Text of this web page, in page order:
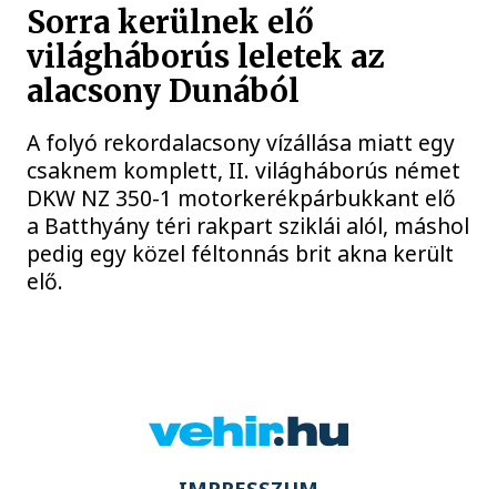
Sorra kerülnek elő
világháborús leletek az
alacsony Dunából
A folyó rekordalacsony vízállása miatt egy
csaknem komplett, II. világháborús német
DKW NZ 350-1 motorkerékpárbukkant elő
a Batthyány téri rakpart sziklái alól, máshol
pedig egy közel féltonnás brit akna került
elő.